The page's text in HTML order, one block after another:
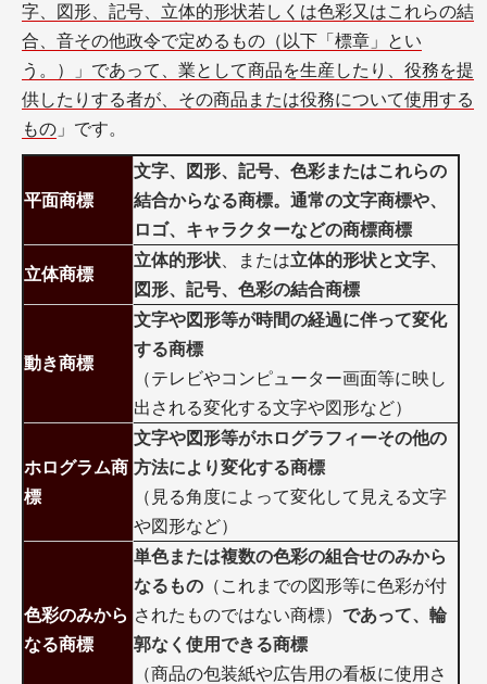
字、図形、記号、立体的形状若しくは色彩又はこれらの結
合、音その他政令で定めるもの（以下「標章」とい
う。）」であって、業として商品を生産したり、役務を提
供したりする者が、その商品または役務について使用する
もの 」です。
平面商標
文字、図形、記号、色彩またはこれらの
結合からなる商標。通常の文字商標や、
ロゴ、キャラクターなどの商標商標
立体商標
立体的形状 、または立体的形状と文字、
図形、記号、色彩の結合商標
動き商標
文字や図形等が時間の経過に伴って変化
する商標
（テレビやコンピューター画面等に映し
出される変化する文字や図形など）
ホログラム商
標
文字や図形等がホログラフィーその他の
方法により変化する商標
（見る角度によって変化して見える文字
や図形など）
色彩のみから
なる商標
単色または複数の色彩の組合せのみから
なるもの （これまでの図形等に色彩が付
されたものではない商標） であって、輪
郭なく使用できる商標
（商品の包装紙や広告用の看板に使用さ